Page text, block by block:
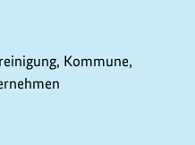
Kommune,